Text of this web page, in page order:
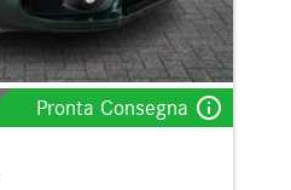
Pronta Consegna info_outline